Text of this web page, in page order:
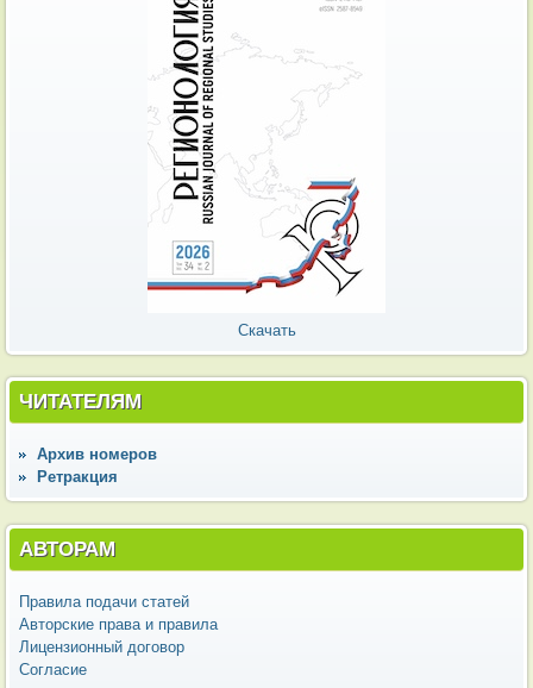
Скачать
ЧИТАТЕЛЯМ
Архив номеров
Ретракция
АВТОРАМ
Правила подачи статей
Авторские права и правила
Лицензионный договор
Согласие